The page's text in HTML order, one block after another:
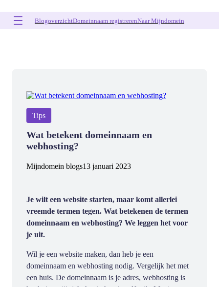
naar
BlogoverzichtDomeinnaam registrerenNaar Mijndomein
Tips
Wat betekent domeinnaam en
webhosting?
Mijndomein blogs13 januari 2023
Je wilt een website starten, maar komt allerlei
vreemde termen tegen. Wat betekenen de termen
domeinnaam en webhosting? We leggen het voor
je uit.
Wil je een website maken, dan heb je een
domeinnaam en webhosting nodig. Vergelijk het met
een huis. De domeinnaam is je adres, webhosting is